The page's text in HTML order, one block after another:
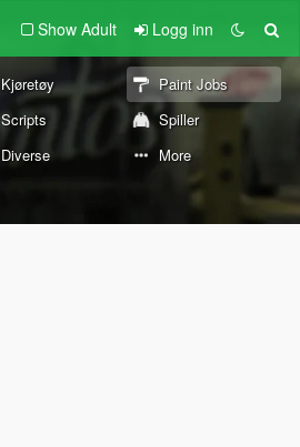
Show Adult Logg inn
Kjøretøy
Paint Jobs
Scripts
Spiller
Diverse More